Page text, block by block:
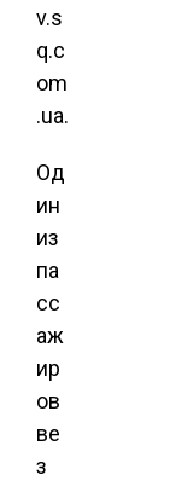
v.s
q.c
om
.ua.
Од
ин
из
па
сс
аж
ир
ов
ве
з